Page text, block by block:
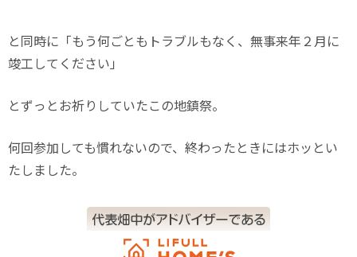
と同時に「もう何ごともトラブルもなく、無事来年２月に
竣工してください」
とずっとお祈りしていたこの地鎮祭。
何回参加しても慣れないので、終わったときにはホッとい
たしました。